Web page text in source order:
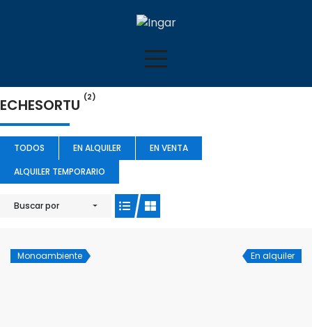
ECHESORTU (2)
TODOS EN ALQUILER
EN VENTA
ALQUILER TEMPORARIO
Buscar por
Monoambiente En alquiler